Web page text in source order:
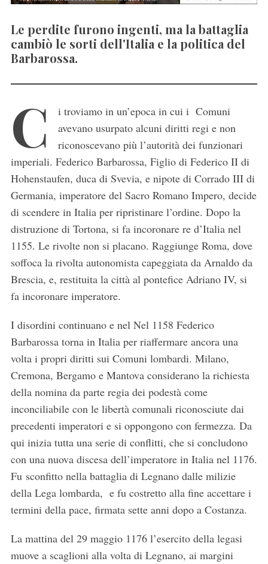
Le perdite furono ingenti, ma la battaglia
cambiò le sorti dell'Italia e la politica del
Barbarossa.
C
i troviamo in un’epoca in cui i Comuni
avevano usurpato alcuni diritti regi e non
riconoscevano più l’autorità dei funzionari
imperiali. Federico Barbarossa, Figlio di Federico II di
Hohenstaufen, duca di Svevia, e nipote di Corrado III di
Germania, imperatore del Sacro Romano Impero, decide
di scendere in Italia per ripristinare l’ordine. Dopo la
distruzione di Tortona, si fa incoronare re d’Italia nel
1155. Le rivolte non si placano. Raggiunge Roma, dove
soffoca la rivolta autonomista capeggiata da Arnaldo da
Brescia, e, restituita la città al pontefice Adriano IV, si
fa incoronare imperatore.
I disordini continuano e nel Nel 1158 Federico
Barbarossa torna in Italia per riaffermare ancora una
volta i propri diritti sui Comuni lombardi. Milano,
Cremona, Bergamo e Mantova considerano la richiesta
della nomina da parte regia dei podestà come
inconciliabile con le libertà comunali riconosciute dai
precedenti imperatori e si oppongono con fermezza. Da
qui inizia tutta una serie di conflitti, che si concludono
con una nuova discesa dell’imperatore in Italia nel 1176.
Fu sconfitto nella battaglia di Legnano dalle milizie
della Lega lombarda, e fu costretto alla fine accettare i
termini della pace, firmata sette anni dopo a Costanza.
La mattina del 29 maggio 1176 l’esercito della legasi
muove a scaglioni alla volta di Legnano, ai margini